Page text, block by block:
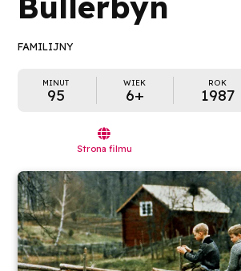
FAMILIJNY
MINUT
95
WIEK
6+
ROK
1987

Strona filmu